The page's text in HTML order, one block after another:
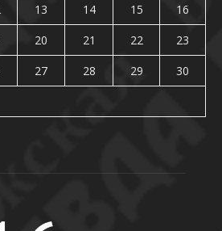
13 14 15
16
20 21 22
23
27 28 29
30